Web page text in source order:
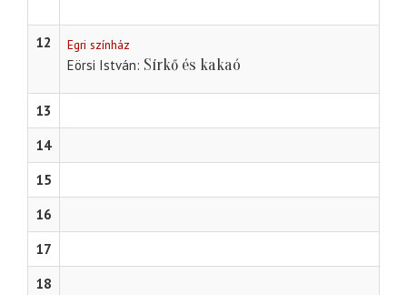
12 Egri színház
Eörsi István Sírkő és kakaó
13
14
15
16
17
18